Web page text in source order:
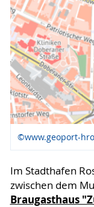
©www.geoport-
Im Stadthafen
zwischen dem
Braugasthaus